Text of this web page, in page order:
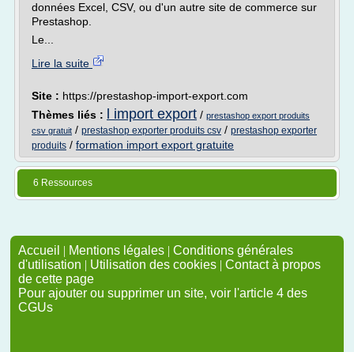
données Excel, CSV, ou d'un autre site de commerce sur
Prestashop.
Le...
Lire la suite
Site : https://prestashop-import-export.com
Thèmes liés :
l import export / prestashop export produits
csv gratuit / prestashop exporter produits csv / prestashop exporter
produits / formation import export gratuite
6 Ressources
Accueil | Mentions légales | Conditions générales
d'utilisation | Utilisation des cookies | Contact à propos
de cette page
Pour ajouter ou supprimer un site, voir l'article 4 des
CGUs